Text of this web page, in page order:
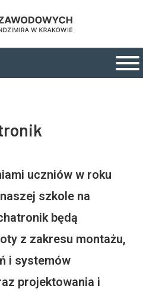
Huty im. Tadeusza
uczniów w roku
szkole na
będą
z zakresu montażu,
i systemów
projektowania i